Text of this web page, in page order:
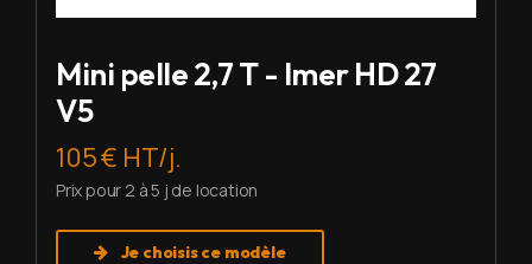
Mini pelle 2,7 T - Imer HD 27
V5
105 € HT/j.
Prix pour 2 à 5 j de location
Je choisis ce modèle